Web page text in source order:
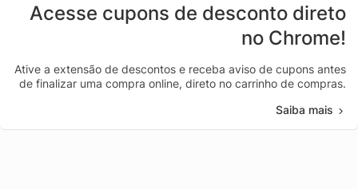
Acesse cupons de desconto direto
no Chrome!
Ative a extensão de descontos e receba aviso de cupons antes
de finalizar uma compra online, direto no carrinho de compras.
Saiba mais